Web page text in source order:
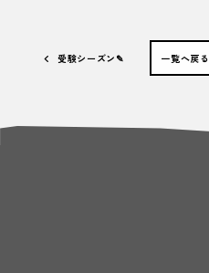
受験シーズン✎ 一覧へ戻る